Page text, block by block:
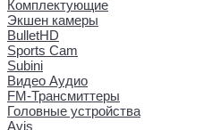
Комплектующие
Экшен камеры
BulletHD
Sports Cam
Subini
Видео Аудио
FM-Трансмиттеры
Головные устройства
Avis